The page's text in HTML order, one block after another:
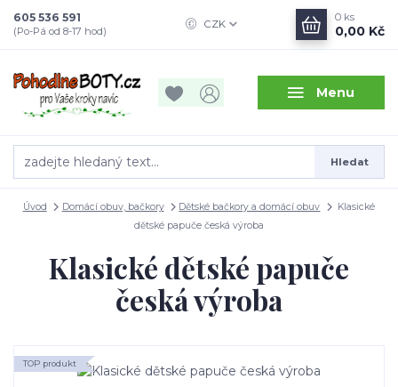
Menu
CZK
Hledat
605 536 591
(Po-Pá od 8-17 hod)
0 ks
0,00 Kč
Úvod Domácí obuv, bačkory Dětské bačkory a domácí obuv
Klasické
dětské papuče česká výroba
Klasické dětské papuče
česká výroba
TOP produkt